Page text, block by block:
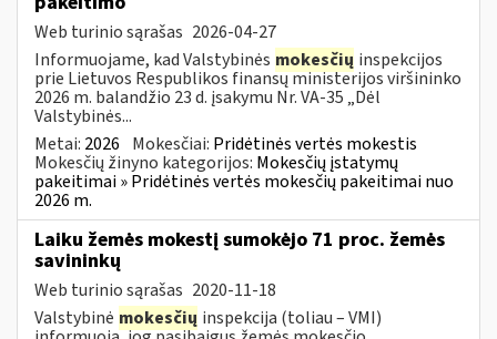
Web turinio sąrašas 2026-04-27
Informuojame, kad Valstybinės mokesčių inspekcijos
prie Lietuvos Respublikos finansų ministerijos viršininko
2026 m. balandžio 23 d. įsakymu Nr. VA-35 „Dėl
Valstybinės...
Metai: 2026 Mokesčiai: Pridėtinės vertės mokestis
Mokesčių žinyno kategorijos: Mokesčių įstatymų
pakeitimai » Pridėtinės vertės mokesčių pakeitimai nuo
2026 m.
Laiku žemės mokestį sumokėjo 71 proc. žemės
savininkų
Web turinio sąrašas 2020-11-18
Valstybinė mokesčių inspekcija (toliau – VMI)